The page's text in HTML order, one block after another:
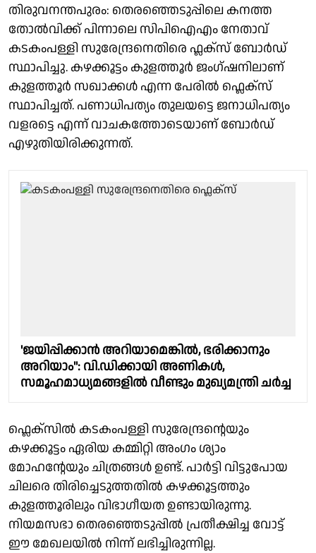
തിരുവനന്തപുരം: തെരഞ്ഞെടുപ്പിലെ കനത്ത
തോൽവിക്ക് പിന്നാലെ സിപിഐഎം നേതാവ്
കടകംപള്ളി സുരേന്ദ്രനെതിരെ ഫ്ലക്സ് ബോർഡ്
സ്ഥാപിച്ചു. കഴക്കൂട്ടം കുളത്തൂർ ജംഗ്ഷനിലാണ്
കുളത്തൂർ സഖാക്കൾ എന്ന പേരിൽ ഫ്ലെക്സ്
സ്ഥാപിച്ചത്. പണാധിപത്യം തുലയട്ടെ ജനാധിപത്യം
വളരട്ടെ എന്ന് വാചകത്തോടെയാണ് ബോർഡ്
എഴുതിയിരിക്കുന്നത്.
'ജയിപ്പിക്കാൻ അറിയാമെങ്കിൽ, ഭരിക്കാനും
അറിയാം": വി.ഡിക്കായി അണികൾ,
സമൂഹമാധ്യമങ്ങളിൽ വീണ്ടും മുഖ്യമന്ത്രി ചർച്ച
ഫ്ലെക്സിൽ കടകംപള്ളി സുരേന്ദ്രൻ്റെയും
കഴക്കൂട്ടം ഏരിയ കമ്മിറ്റി അംഗം ശ്യാം
മോഹൻ്റേയും ചിത്രങ്ങൾ ഉണ്ട്. പാർട്ടി വിട്ടുപോയ
ചിലരെ തിരിച്ചെടുത്തതിൽ കഴക്കൂട്ടത്തും
കുളത്തൂരിലും വിഭാഗീയത ഉണ്ടായിരുന്നു.
നിയമസഭാ തെരഞ്ഞെടുപ്പിൽ പ്രതീക്ഷിച്ച വോട്ട്
ഈ മേഖലയിൽ നിന്ന് ലഭിച്ചിരുന്നില്ല.